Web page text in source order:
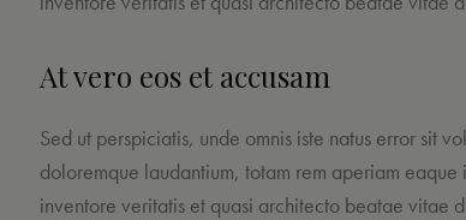
At vero eos et accusam
Sed ut perspiciatis, unde omnis iste natus error sit
doloremque laudantium, totam rem aperiam
inventore veritatis et quasi architecto beatae vitae